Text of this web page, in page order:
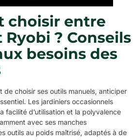
choisir entre
Ryobi ? Conseils
besoins des
de choisir ses outils manuels, anticiper
Les jardiniers occasionnels
facilité d’utilisation et la polyvalence
avec ses manches
outils au poids maîtrisé, adaptés à de